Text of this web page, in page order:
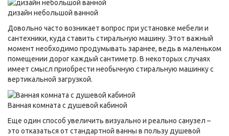
дизайн небольшой ванной
Довольно часто возникает вопрос при установке мебели и
сантехники, куда ставить стиральную машину. Этот важный
момент необходимо продумывать заранее, ведь в маленьком
помещении дорог каждый сантиметр. В некоторых случаях
имеет смысл приобрести необычную стиральную машинку с
вертикальной загрузкой.
Ванная комната с душевой кабиной
Еще один способ увеличить визуально и реально санузел –
это отказаться от стандартной ванны в пользу душевой